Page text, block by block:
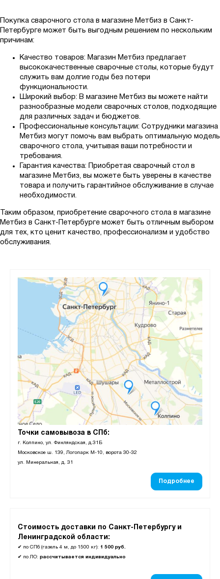
Точки самовывоза в СПб:
г. Колпино, ул. Финляндская, д.31Б
Московское ш. 139, Логопарк М-10, ворота 30-32
ул. Минеральная, д. 31
Подробнее
Стоимость доставки по Санкт-Петербургу и
Ленинградской области:
✔ по СПб (газель 4 м, до 1500 кг): 1 500 руб.
✔ по ЛО: рассчитывается индивидуально
Покупка сварочного стола в магазине Метбиз в Санкт-
Петербурге может быть выгодным решением по нескольким
причинам:
Качество товаров: Магазин Метбиз предлагает
высококачественные сварочные столы, которые будут
служить вам долгие годы без потери
функциональности.
Широкий выбор: В магазине Метбиз вы можете найти
разнообразные модели сварочных столов, подходящие
для различных задач и бюджетов.
Профессиональные консультации: Сотрудники магазина
Метбиз могут помочь вам выбрать оптимальную модель
сварочного стола, учитывая ваши потребности и
требования.
Гарантия качества: Приобретая сварочный стол в
магазине Метбиз, вы можете быть уверены в качестве
товара и получить гарантийное обслуживание в случае
необходимости.
Таким образом, приобретение сварочного стола в магазине
Метбиз в Санкт-Петербурге может быть отличным выбором
для тех, кто ценит качество, профессионализм и удобство
обслуживания.